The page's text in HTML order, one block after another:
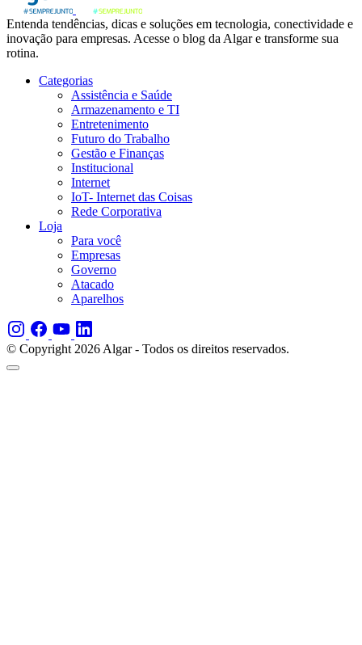
Entenda tendências, dicas e soluções em tecnologia, conectividade e
inovação para empresas. Acesse o blog da Algar e transforme sua
rotina.
Categorias
Assistência e Saúde
Armazenamento e TI
Entretenimento
Futuro do Trabalho
Gestão e Finanças
Institucional
Internet
IoT- Internet das Coisas
Rede Corporativa
Loja
Para você
Empresas
Governo
Atacado
Aparelhos
© Copyright 2026 Algar - Todos os direitos reservados.